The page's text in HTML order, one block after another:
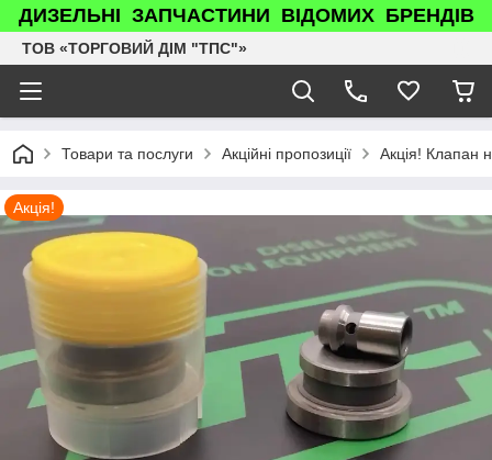
ДИЗЕЛЬНІ ЗАПЧАСТИНИ ВІДОМИХ БРЕНДІВ
ТОВ «ТОРГОВИЙ ДІМ "ТПС"»
Товари та послуги Акційні пропозиції Акція! Клапан
Акція!